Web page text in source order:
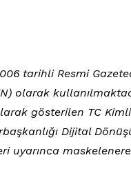
tarihli Resmi
olarak
gösterilen TC
Dijital
uyarınca